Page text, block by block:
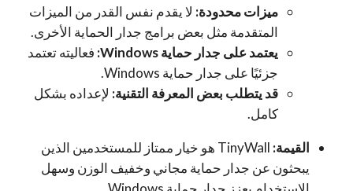
ميزات محدودة: لا يقدم نفس القدر من الميزات
المتقدمة مثل بعض برامج جدار الحماية الأخرى.
يعتمد على جدار حماية Windows:
فعاليته تعتمد
جزئيًا على جدار حماية Windows.
قد يتطلب بعض المعرفة التقنية: لإعداده بشكل
كامل.
القيمة:
TinyWall هو خيار ممتاز للمستخدمين الذين
يبحثون عن جدار حماية مجاني وخفيف الوزن وسهل